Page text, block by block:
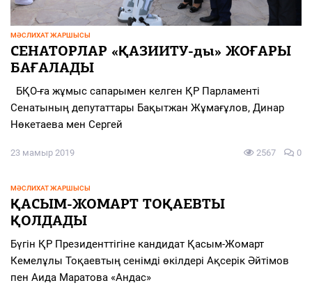
МӘСЛИХАТ ЖАРШЫСЫ
СЕНАТОРЛАР «ҚАЗИИТУ-ды» ЖОҒАРЫ
БАҒАЛАДЫ
БҚО-ға жұмыс сапарымен келген ҚР Парламенті
Сенатының депутаттары Бақытжан Жұмағұлов, Динар
Нөкетаева мен Сергей
23 мамыр 2019 2567 0
МӘСЛИХАТ ЖАРШЫСЫ
ҚАСЫМ-ЖОМАРТ ТОҚАЕВТЫ
ҚОЛДАДЫ
Бүгін ҚР Президенттігіне кандидат Қасым-Жомарт
Кемелұлы Тоқаевтың сенімді өкілдері Ақсерік Әйтімов
пен Аида Маратова «Андас»